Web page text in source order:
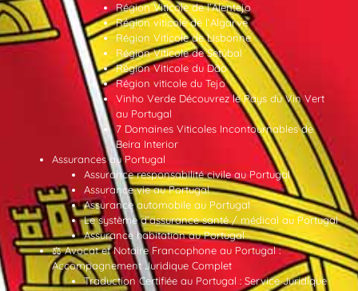
Région Viticole de l’Alentejo
Région viticole de l’Algarve
Région Viticole de Lisbonne
Région Viticole de Setúbal
Région Viticole du Dão
Région viticole du Tejo
Vinho Verde Découvrez le Pays du Vin Vert
au Portugal
7 Domaines Viticoles Incontournables de
Beira Interior
Assurances au Portugal
Assurance responsabilité civile au Portugal
Assurance vie au Portugal
Assurance automobile au Portugal
Le système d’assurance santé / médical au Portugal
Assurance habitation au Portugal
⚖️ Avocat et Notaire Francophone au Portugal :
Accompagnement Juridique Complet
Traduction Certifiée au Portugal : Service Juridique